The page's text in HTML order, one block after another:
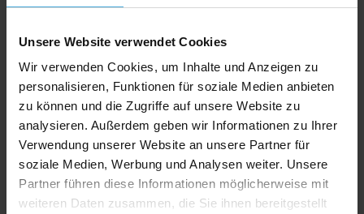
Unsere Website verwendet Cookies
Wir verwenden Cookies, um Inhalte und Anzeigen zu
personalisieren, Funktionen für soziale Medien anbieten
zu können und die Zugriffe auf unsere Website zu
analysieren. Außerdem geben wir Informationen zu Ihrer
Verwendung unserer Website an unsere Partner für
soziale Medien, Werbung und Analysen weiter. Unsere
Partner führen diese Informationen möglicherweise mit
weiteren Daten zusammen, die Sie ihnen bereitgestellt
Farbe: weiß
Material: 100% Alphazellulose
Qualitativ hochwertiger Passepartoutkarton für
alle Fälle zu einem attraktiven Preis-Werte-
Verhältnis